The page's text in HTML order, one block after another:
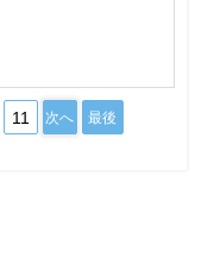
11 次へ 最後